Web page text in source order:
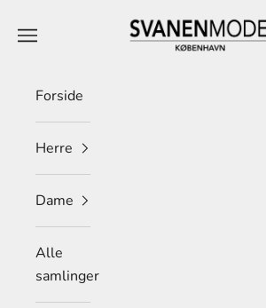
Svanen Mode
Menu
Forside
Herre
Dame
Alle
samlinger